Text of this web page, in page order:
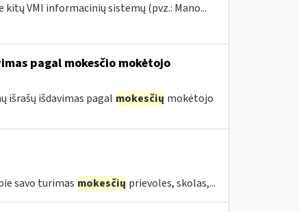
kitų VMI informacinių sistemų (pvz.: Mano...
pagal mokesčio mokėtojo
išrašų išdavimas pagal mokesčių mokėtojo
savo turimas mokesčių prievoles, skolas,...